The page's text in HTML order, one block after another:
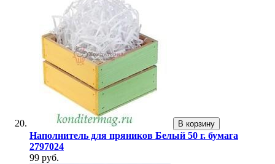
В корзину
Наполнитель для пряников Белый 50 г. бумага
2797024
99 руб.